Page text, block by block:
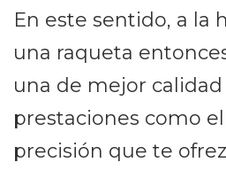
En este sentido, a la
una raqueta
una de mejor
prestaciones como
precisión que te